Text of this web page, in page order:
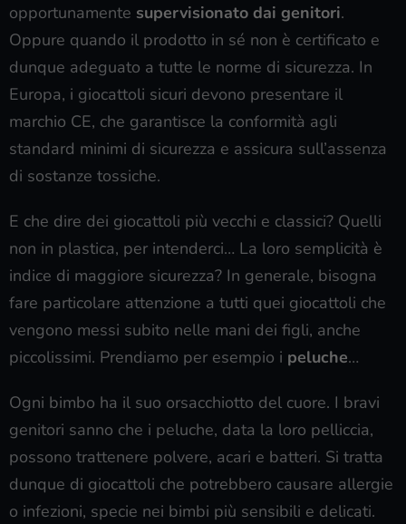
opportunamente supervisionato dai genitori.
Oppure quando il prodotto in sé non è certificato e
dunque adeguato a tutte le norme di sicurezza. In
Europa, i giocattoli sicuri devono presentare il
marchio CE, che garantisce la conformità agli
standard minimi di sicurezza e assicura sull’assenza
di sostanze tossiche.
E che dire dei giocattoli più vecchi e classici? Quelli
non in plastica, per intenderci… La loro semplicità è
indice di maggiore sicurezza? In generale, bisogna
fare particolare attenzione a tutti quei giocattoli che
vengono messi subito nelle mani dei figli, anche
piccolissimi. Prendiamo per esempio i peluche…
Ogni bimbo ha il suo orsacchiotto del cuore. I bravi
genitori sanno che i peluche, data la loro pelliccia,
possono trattenere polvere, acari e batteri. Si tratta
dunque di giocattoli che potrebbero causare allergie
o infezioni, specie nei bimbi più sensibili e delicati.